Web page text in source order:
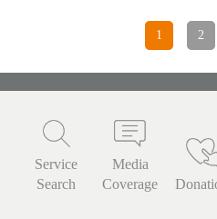
1 2
Service
Search
Media
Coverage